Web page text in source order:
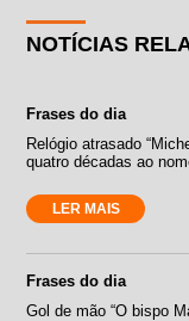
NOTÍCIAS
Frases do dia
Relógio atrasado
quatro décadas ao
LER MAIS
Frases do dia
Gol de mão “O bispo